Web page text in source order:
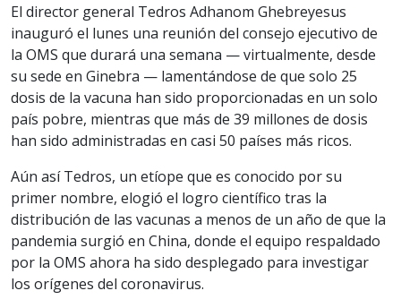
El director general Tedros Adhanom Ghebreyesus
inauguró el lunes una reunión del consejo ejecutivo de
la OMS que durará una semana — virtualmente, desde
su sede en Ginebra — lamentándose de que solo 25
dosis de la vacuna han sido proporcionadas en un solo
país pobre, mientras que más de 39 millones de dosis
han sido administradas en casi 50 países más ricos.
Aún así Tedros, un etíope que es conocido por su
primer nombre, elogió el logro científico tras la
distribución de las vacunas a menos de un año de que la
pandemia surgió en China, donde el equipo respaldado
por la OMS ahora ha sido desplegado para investigar
los orígenes del coronavirus.